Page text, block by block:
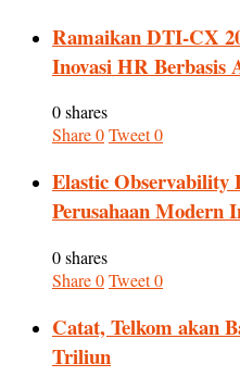
Ramaikan DTI-CX
Inovasi HR Berbasis
0 shares
Share0Tweet0
Elastic Observability
Perusahaan Modern
0 shares
Share0Tweet0
Catat, Telkom akan
Triliun